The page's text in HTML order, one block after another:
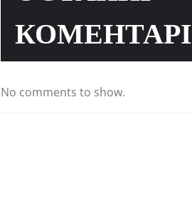
КОМЕНТАРІ
No comments to show.